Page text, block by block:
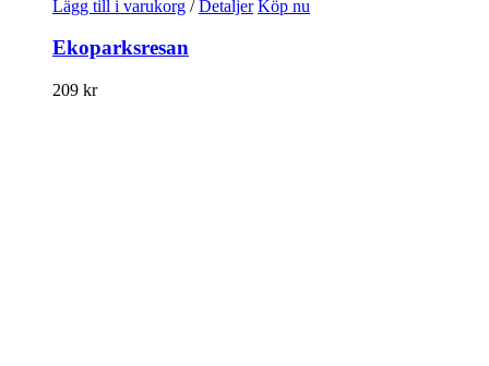
Lägg till i varukorg / Detaljer Köp nu
Ekoparksresan
209 kr